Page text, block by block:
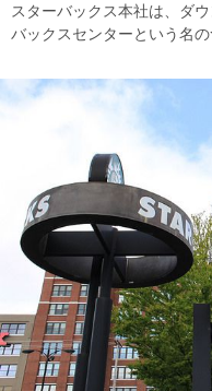
スターバックス本社は、ダ
バックスセンターという名の